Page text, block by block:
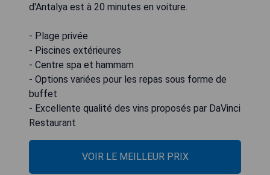
d'Antalya est à 20 minutes en voiture.
- Plage privée
- Piscines extérieures
- Centre spa et hammam
- Options variées pour les repas sous forme de
buffet
- Excellente qualité des vins proposés par DaVinci
Restaurant
VOIR LE MEILLEUR PRIX